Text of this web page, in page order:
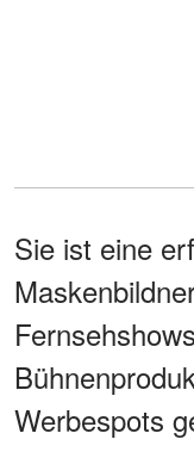
Sie ist eine
Werbespots